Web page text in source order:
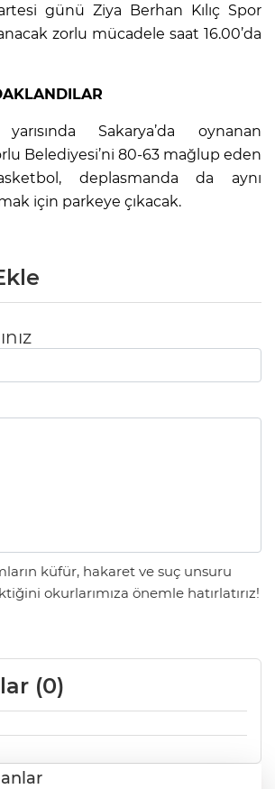
günü Ziya Berhan Kılıç Spor
zorlu mücadele saat 16.00’da
Sakarya’da oynanan
Belediyesi’ni 80-63 mağlup eden
deplasmanda da aynı
için parkeye çıkacak.
küfür, hakaret ve suç unsuru
okurlarımıza önemle hatırlatırız!
(0)